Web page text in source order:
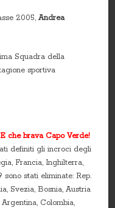
2005,Andrea
Squadra della
sportiva
E che brava Capo Verde!
definiti gli incroci degli
Francia, Inghilterra,
sono stati eliminate: Rep.
Svezia, Bosnia, Austria
Colombia,